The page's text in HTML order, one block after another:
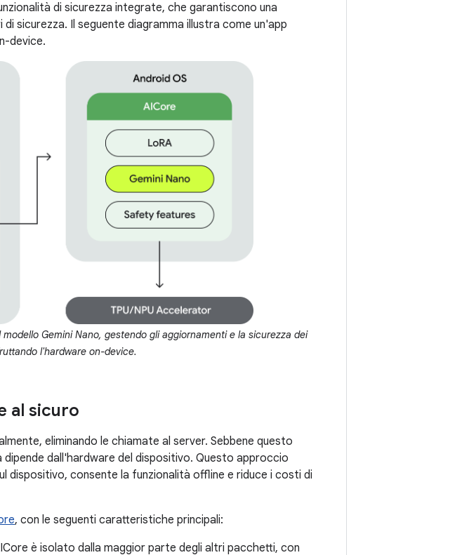
di sicurezza integrate, che garantiscono una
sicurezza. Il seguente diagramma illustra come un'app
device.
Gemini Nano, gestendo gli aggiornamenti e la sicurezza dei
l'hardware on-device.
al sicuro
eliminando le chiamate al server. Sebbene questo
dall'hardware del dispositivo. Questo approccio
dispositivo, consente la funzionalità offline e riduce i costi di
, con le seguenti caratteristiche principali:
è isolato dalla maggior parte degli altri pacchetti, con